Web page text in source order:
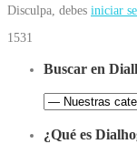
Disculpa, debes iniciar
1531
Buscar en
¿Qué es